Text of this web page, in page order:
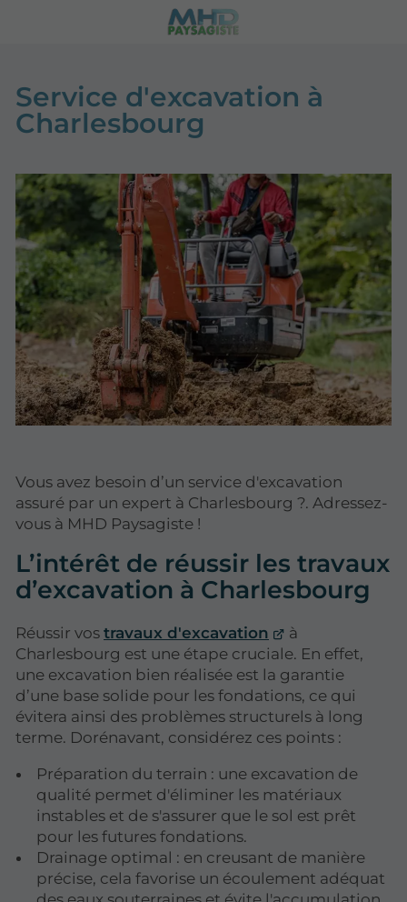
Service d'excavation à
Charlesbourg
Vous avez besoin d’un service d'excavation
assuré par un expert à Charlesbourg ?. Adressez-
vous à MHD Paysagiste !
L’intérêt de réussir les travaux
d’excavation à Charlesbourg
Réussir vos travaux d'excavation
à
Charlesbourg est une étape cruciale. En effet,
une excavation bien réalisée est la garantie
d’une base solide pour les fondations, ce qui
évitera ainsi des problèmes structurels à long
terme. Dorénavant, considérez ces points :
Préparation du terrain : une excavation de
qualité permet d'éliminer les matériaux
instables et de s'assurer que le sol est prêt
pour les futures fondations.
Drainage optimal : en creusant de manière
précise, cela favorise un écoulement adéquat